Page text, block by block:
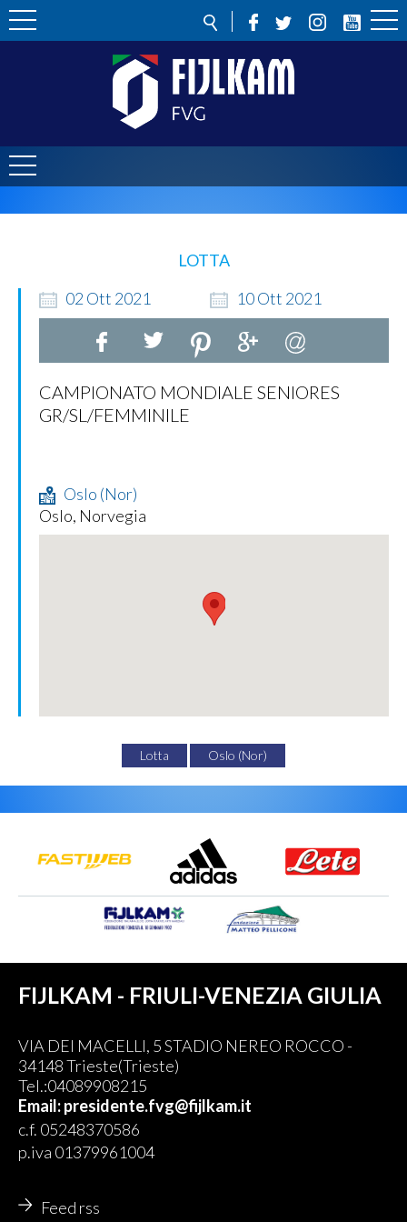
LOTTA
02 Ott 2021 10Ott 2021
CAMPIONATO MONDIALE SENIORES
GR/SL/FEMMINILE
Oslo (Nor)
Oslo, Norvegia
Lotta Oslo (Nor)
FIJLKAM - FRIULI-VENEZIA GIULIA
VIA DEI MACELLI, 5 STADIO NEREO ROCCO -
34148 Trieste(Trieste)
Tel.:04089908215
Email: presidente.fvg@fijlkam.it
c.f. 05248370586
p.iva 01379961004
Feed rss